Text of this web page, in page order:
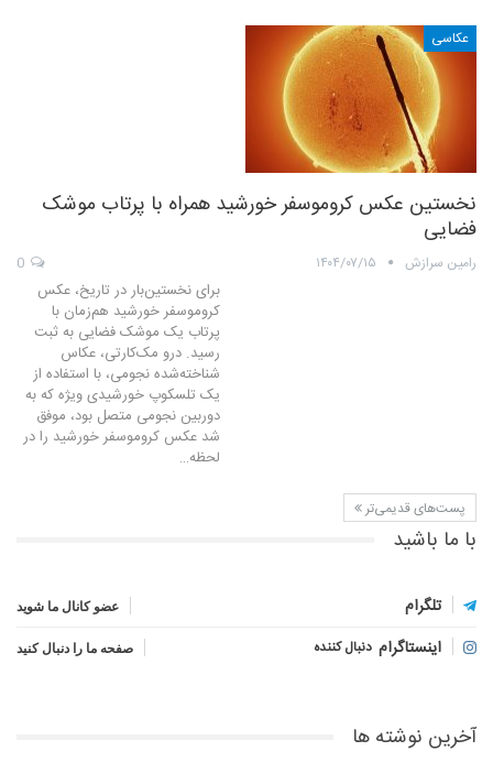
عکاسی
نخستین عکس کروموسفر خورشید همراه با پرتاب موشک
فضایی
رامین سرازش ۱۴۰۴/۰۷/۱۵
برای نخستین‌بار در تاریخ، عکس
کروموسفر خورشید هم‌زمان با
پرتاب یک موشک فضایی به ثبت
رسید. درو مک‌کارتی، عکاس
شناخته‌شده‌ نجومی، با استفاده از
یک تلسکوپ خورشیدی ویژه که به
دوربین نجومی متصل بود، موفق
شد عکس کروموسفر خورشید را در
لحظه‌…
پست‌های قدیمی‌تر
با ما باشید
تلگرام عضو کانال ما شوید
اینستاگرام دنبال کننده صفحه ما را دنبال کنید
آخرین نوشته ها